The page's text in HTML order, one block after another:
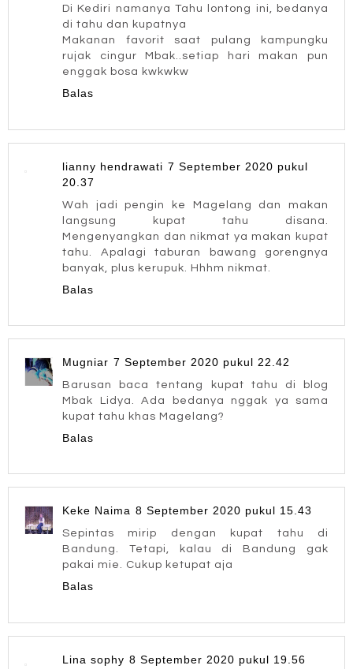
Di Kediri namanya Tahu lontong ini, bedanya
di tahu dan kupatnya
Makanan favorit saat pulang kampungku
rujak cingur Mbak..setiap hari makan pun
enggak bosa kwkwkw
Balas
lianny hendrawati 7 September 2020 pukul
20.37
Wah jadi pengin ke Magelang dan makan
langsung kupat tahu disana.
Mengenyangkan dan nikmat ya makan kupat
tahu. Apalagi taburan bawang gorengnya
banyak, plus kerupuk. Hhhm nikmat.
Balas
Mugniar 7 September 2020 pukul 22.42
Barusan baca tentang kupat tahu di blog
Mbak Lidya. Ada bedanya nggak ya sama
kupat tahu khas Magelang?
Balas
Keke Naima 8 September 2020 pukul 15.43
Sepintas mirip dengan kupat tahu di
Bandung. Tetapi, kalau di Bandung gak
pakai mie. Cukup ketupat aja
Balas
Lina sophy 8 September 2020 pukul 19.56